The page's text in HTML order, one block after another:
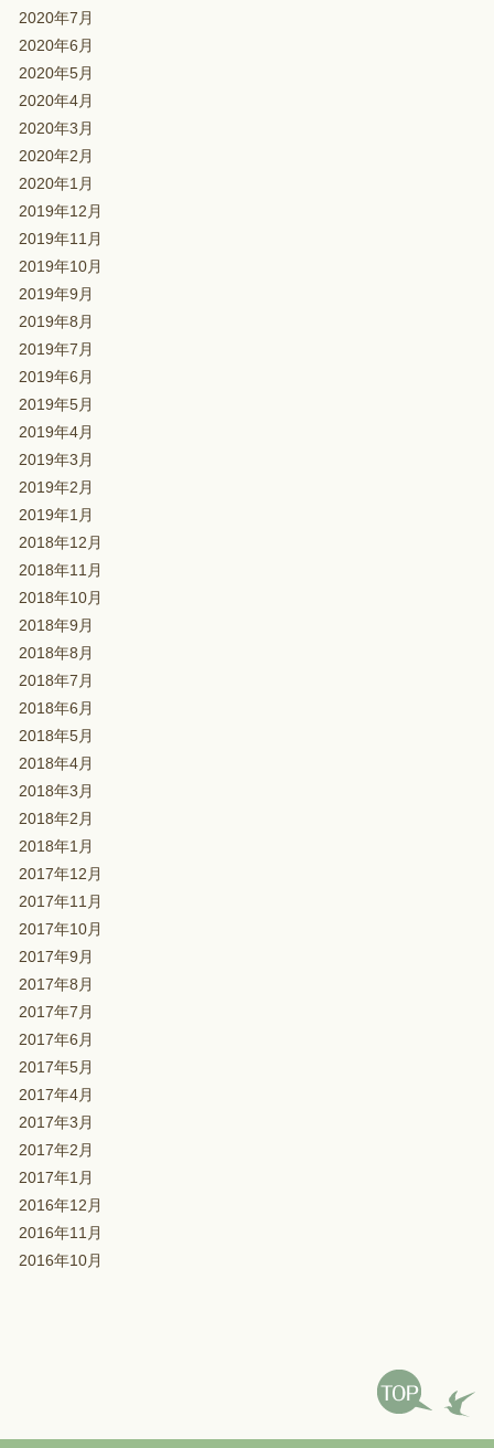
2020年7月
2020年6月
2020年5月
2020年4月
2020年3月
2020年2月
2020年1月
2019年12月
2019年11月
2019年10月
2019年9月
2019年8月
2019年7月
2019年6月
2019年5月
2019年4月
2019年3月
2019年2月
2019年1月
2018年12月
2018年11月
2018年10月
2018年9月
2018年8月
2018年7月
2018年6月
2018年5月
2018年4月
2018年3月
2018年2月
2018年1月
2017年12月
2017年11月
2017年10月
2017年9月
2017年8月
2017年7月
2017年6月
2017年5月
2017年4月
2017年3月
2017年2月
2017年1月
2016年12月
2016年11月
2016年10月